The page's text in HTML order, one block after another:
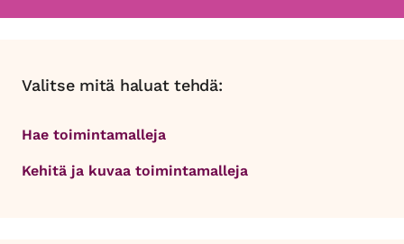
Valitse mitä haluat tehdä:
Hae toimintamalleja
Kehitä ja kuvaa toimintamalleja